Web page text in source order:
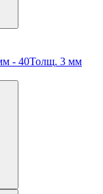
- 40Толщ. 3 мм